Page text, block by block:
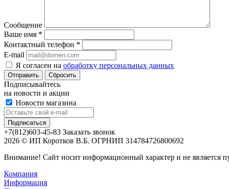
Сообщение
Ваше имя *
Контактный телефон *
E-mail
Я согласен на обработку персональных данных
Сбросить
Подписывайтесь
на новости и акции
Новости магазина
+7(812)603-45-83 Заказать звонок
2026 © ИП Коротков В.Б. ОГРНИП 314784726800692
Внимание! Сайт носит информационный характер и не является
Компания
Информация